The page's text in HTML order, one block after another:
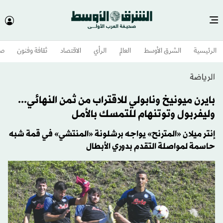
الرئيسية الشرق الأوسط​ العالم الرأي الاقتصاد ثقافة وفنون
الرياضة
بايرن ميونيخ ونابولي للاقتراب من ثمن النهائي...
وليفربول وتوتنهام للتمسك بالأمل
إنتر ميلان «المترنح» يواجه برشلونة «المنتشي» في قمة شبه
حاسمة لمواصلة التقدم بدوري الأبطال